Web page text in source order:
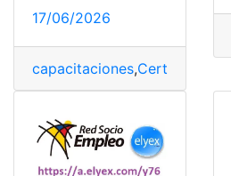
17/06/2026
capacitaciones,Certificados